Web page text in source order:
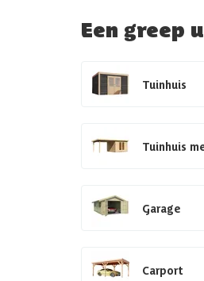
Een greep
Tuinhuis
Tuinhuis
Garage
Carport